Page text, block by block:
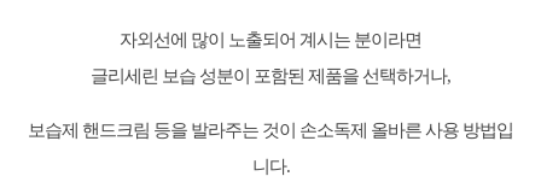
자외선에 많이 노출되어 계시는 분이라면
글리세린 보습 성분이 포함된 제품을 선택하거나,
보습제 핸드크림 등을 발라주는 것이 손소독제 올바른 사용 방법입
니다.